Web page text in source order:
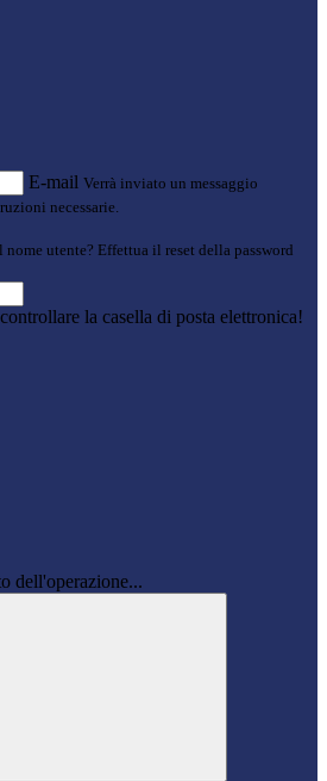
E-mail Verrà inviato un messaggio
necessarie.
utente? Effettua il reset della password
la casella di posta elettronica!
dell'operazione...